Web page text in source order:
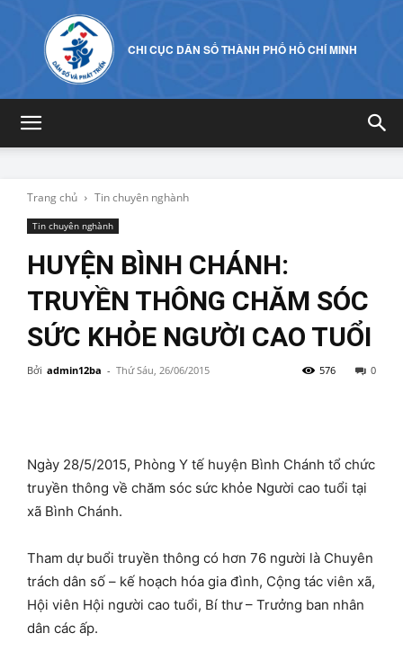
CHI CỤC DÂN SỐ THÀNH PHỐ HỒ CHÍ MINH
Trang chủ Tin chuyên nghành
Tin chuyên nghành
HUYỆN BÌNH CHÁNH:
TRUYỀN THÔNG CHĂM SÓC
SỨC KHỎE NGƯỜI CAO TUỔI
Bởi admin12ba - Thứ Sáu, 26/06/2015 0
576
Ngày 28/5/2015, Phòng Y tế huyện Bình Chánh tổ chức
truyền thông về chăm sóc sức khỏe Người cao tuổi tại
xã Bình Chánh.
Tham dự buổi truyền thông có hơn 76 người là Chuyên
trách dân số – kế hoạch hóa gia đình, Cộng tác viên xã,
Hội viên Hội người cao tuổi, Bí thư – Trưởng ban nhân
dân các ấp.